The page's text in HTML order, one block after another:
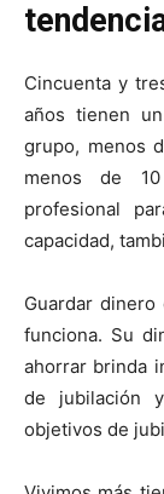
Cincuenta y
años tienen
grupo, menos
menos de
profesional
capacidad,
Guardar
funciona. Su
ahorrar brinda
de jubilación
objetivos de